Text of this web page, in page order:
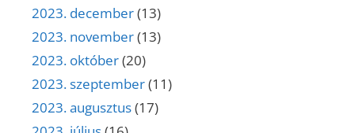
2023. december(13)
2023. november(13)
2023. október(20)
2023. szeptember(11)
2023. augusztus(17)